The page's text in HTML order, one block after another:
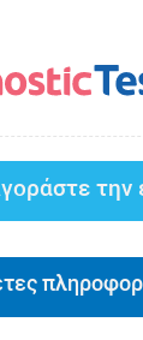
την